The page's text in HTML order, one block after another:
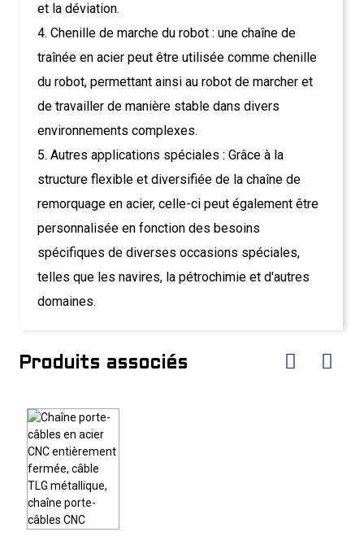
et la déviation.
4. Chenille de marche du robot : une chaîne de
traînée en acier peut être utilisée comme chenille
du robot, permettant ainsi au robot de marcher et
de travailler de manière stable dans divers
environnements complexes.
5. Autres applications spéciales : Grâce à la
structure flexible et diversifiée de la chaîne de
remorquage en acier, celle-ci peut également être
personnalisée en fonction des besoins
spécifiques de diverses occasions spéciales,
telles que les navires, la pétrochimie et d'autres
domaines.
Produits associés